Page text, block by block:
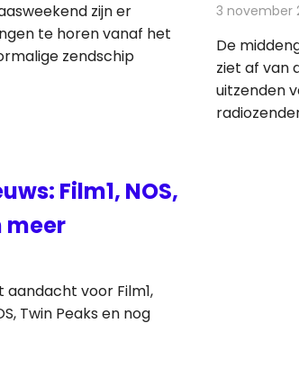
zijn er
te horen vanaf het
zendschip
3 november
De
ziet af van
uitzenden
Film1, NOS,
meer
voor Film1,
Twin Peaks en nog